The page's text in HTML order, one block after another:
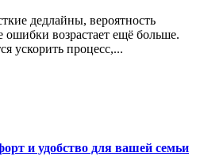
дедлайны, вероятность
ошибки возрастает ещё больше.
ускорить процесс,...
и удобство для вашей семьи